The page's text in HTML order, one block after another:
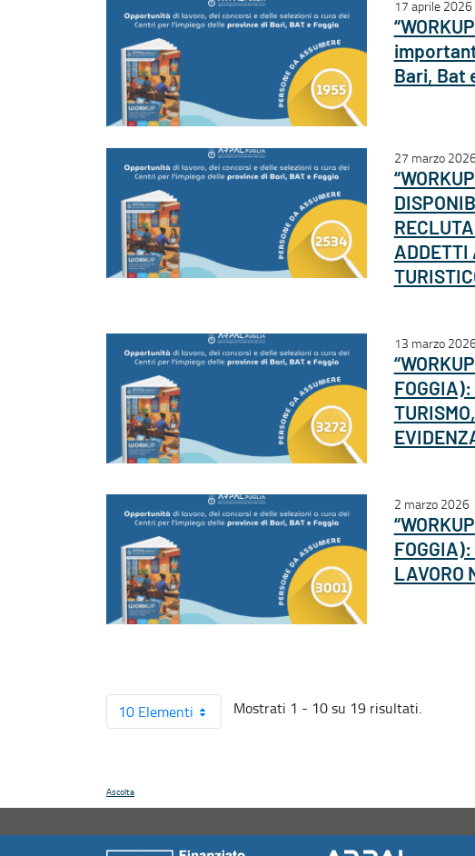
17 aprile 2026
Bari, Bat
27 marzo
ADDETTI
13 marzo
2 marzo 2026
LAVORO
10 Elementi Mostrati 1 - 10 su 19 risultati.
Ascolta